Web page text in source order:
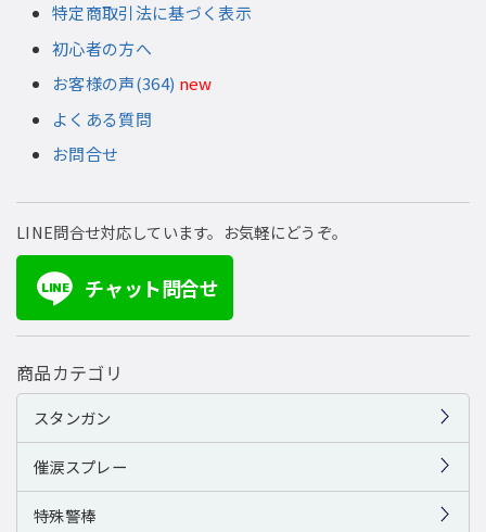
特定商取引法に基づく表示
初心者の方へ
お客様の声(364) new
よくある質問
お問合せ
LINE問合せ対応しています。お気軽にどうぞ。
LINE チャット問合せ
商品カテゴリ
スタンガン
催涙スプレー
特殊警棒